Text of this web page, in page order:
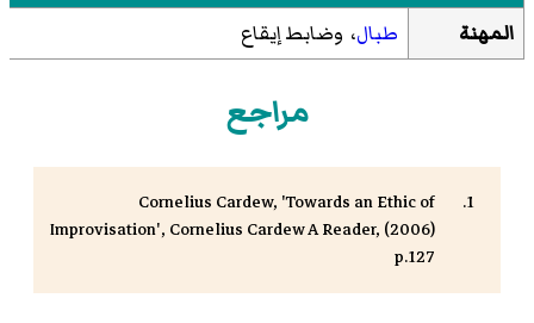
المهنة
طبال، وضابط إيقاع
مراجع
Cornelius Cardew, 'Towards an Ethic of
Improvisation', Cornelius Cardew A Reader, (2006)
p.127